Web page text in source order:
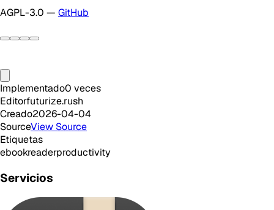
AGPL-3.0 — GitHub
Implementado0 veces
Editorfuturize.rush
Creado2026-04-04
SourceView Source
Etiquetas
ebookreaderproductivity
Servicios